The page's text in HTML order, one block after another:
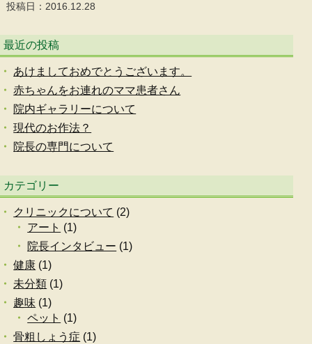
投稿日：2016.12.28
最近の投稿
あけましておめでとうございます。
赤ちゃんをお連れのママ患者さん
院内ギャラリーについて
現代のお作法？
院長の専門について
カテゴリー
クリニックについて (2)
アート (1)
院長インタビュー (1)
健康 (1)
未分類 (1)
趣味 (1)
ペット (1)
骨粗しょう症 (1)